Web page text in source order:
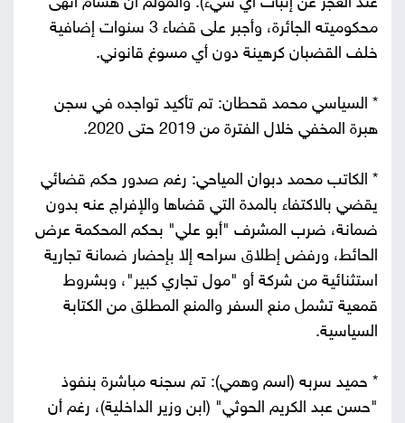
محكوميته الجائرة، وأجبر على قضاء 3 سنوات إضافية
خلف القضبان كرهينة دون أي مسوغ قانوني.
* السياسي محمد قحطان: تم تأكيد تواجده في سجن
هبرة المخفي خلال الفترة من 2019 حتى 2020.
* الكاتب محمد دبوان المياحي: رغم صدور حكم قضائي
يقضي بالاكتفاء بالمدة التي قضاها والإفراج عنه بدون
ضمانة، ضرب المشرف "أبو علي" بحكم المحكمة عرض
الحائط، ورفض إطلاق سراحه إلا بإحضار ضمانة تجارية
استثنائية من شركة أو "مول تجاري كبير"، وبشروط
قمعية تشمل منع السفر والمنع المطلق من الكتابة
السياسية.
* حميد سربه (اسم وهمي): تم سجنه مباشرة بنفوذ
"حسن عبد الكريم الحوثي" (ابن وزير الداخلية)، رغم أن